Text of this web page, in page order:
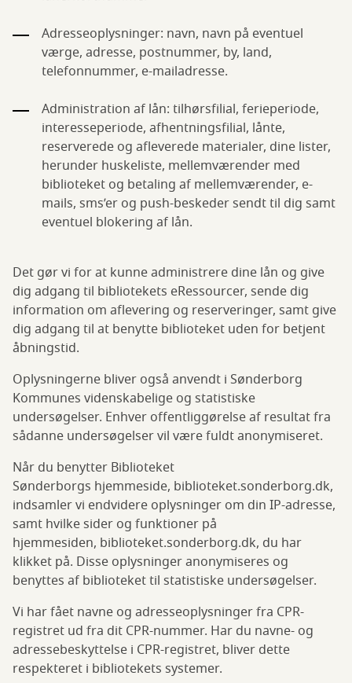
Adresseoplysninger: navn, navn på eventuel
værge, adresse, postnummer, by, land,
telefonnummer, e-mailadresse.
Administration af lån: tilhørsfilial, ferieperiode,
interesseperiode, afhentningsfilial, lånte,
reserverede og afleverede materialer, dine lister,
herunder huskeliste, mellemværender med
biblioteket og betaling af mellemværender, e-
mails, sms’er og push-beskeder sendt til dig samt
eventuel blokering af lån.
Det gør vi for at kunne administrere dine lån og give
dig adgang til bibliotekets eRessourcer, sende dig
information om aflevering og reserveringer, samt give
dig adgang til at benytte biblioteket uden for betjent
åbningstid.
Oplysningerne bliver også anvendt i Sønderborg
Kommunes videnskabelige og statistiske
undersøgelser. Enhver offentliggørelse af resultat fra
sådanne undersøgelser vil være fuldt anonymiseret.
Når du benytter Biblioteket
Sønderborgs hjemmeside, biblioteket.sonderborg.dk,
indsamler vi endvidere oplysninger om din IP-adresse,
samt hvilke sider og funktioner på
hjemmesiden, biblioteket.sonderborg.dk, du har
klikket på. Disse oplysninger anonymiseres og
benyttes af biblioteket til statistiske undersøgelser.
Vi har fået navne og adresseoplysninger fra CPR-
registret ud fra dit CPR-nummer. Har du navne- og
adressebeskyttelse i CPR-registret, bliver dette
respekteret i bibliotekets systemer.